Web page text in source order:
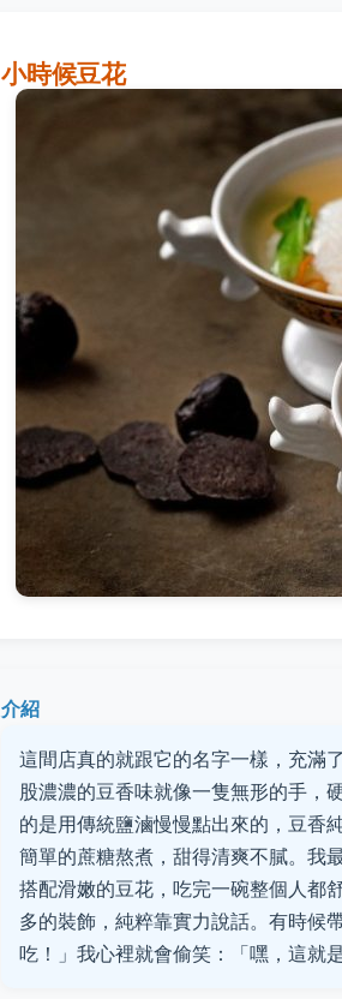
小時候豆花
介紹
這間店真的就跟它的名字一樣，充滿
股濃濃的豆香味就像一隻無形的手，
的是用傳統鹽滷慢慢點出來的，豆香
簡單的蔗糖熬煮，甜得清爽不膩。我
搭配滑嫩的豆花，吃完一碗整個人都
多的裝飾，純粹靠實力說話。有時候
吃！」我心裡就會偷笑：「嘿，這就